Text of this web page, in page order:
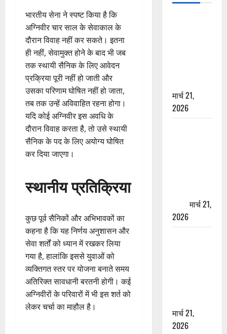
भारतीय सेना ने स्पष्ट किया है कि
अग्निवीर चार साल के सेवाकाल के
दौरान विवाह नहीं कर सकते। इतना
ही नहीं, सेवामुक्त होने के बाद भी जब
तक स्थायी सैनिक के लिए आवेदन
प्रक्रिया पूरी नहीं हो जाती और
उसका परिणाम घोषित नहीं हो जाता,
तब तक उन्हें अविवाहित रहना होगा।
यदि कोई अग्निवीर इस अवधि के
दौरान विवाह करता है, तो उसे स्थायी
सैनिक के पद के लिए अयोग्य घोषित
कर दिया जाएगा।
स्थानीय प्रतिक्रिया
कुछ पूर्व सैनिकों और अभिभावकों का
कहना है कि यह निर्णय अनुशासन और
सेवा शर्तों को ध्यान में रखकर लिया
गया है, हालांकि इससे युवाओं को
व्यक्तिगत स्तर पर योजना बनाते समय
अतिरिक्त सावधानी बरतनी होगी। कई
अग्निवीरों के परिवारों में भी इस शर्त को
लेकर चर्चा का माहौल है।
मार्च 21,
2026
मार्च 21,
2026
मार्च 21,
2026